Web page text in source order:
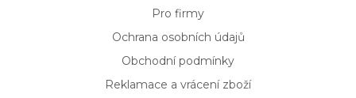
Pro firmy
Ochrana osobních údajů
Obchodní podmínky
Reklamace a vrácení zboží